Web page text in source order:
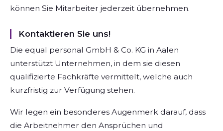
können Sie Mitarbeiter jederzeit übernehmen.
Kontaktieren Sie uns!
Die equal personal GmbH & Co. KG in Aalen
unterstützt Unternehmen, in dem sie diesen
qualifizierte Fachkräfte vermittelt, welche auch
kurzfristig zur Verfügung stehen.
Wir legen ein besonderes Augenmerk darauf, dass
die Arbeitnehmer den Ansprüchen und